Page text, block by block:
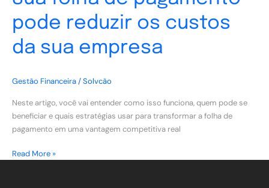
pode reduzir os custos
da sua empresa
Gestão Financeira/Solvcão
Neste artigo, você vai entender como isso funciona, quem pode se
beneficiar e quais estratégias usar para transformar a folha de
pagamento em uma vantagem competitiva real
Read More »